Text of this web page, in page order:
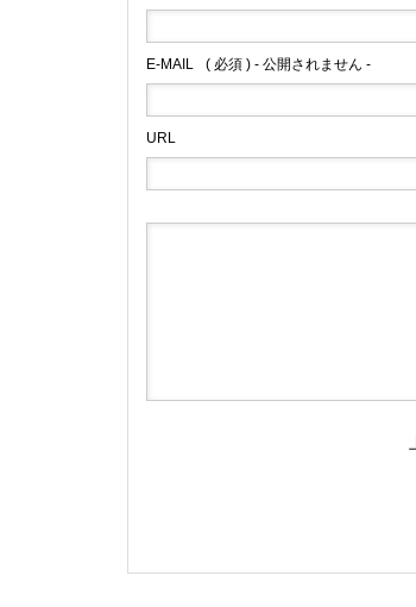
E-MAIL ( 必須 ) - 公開されません -
URL